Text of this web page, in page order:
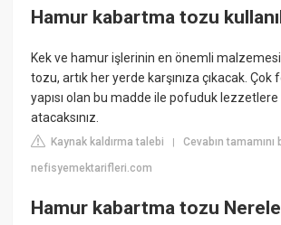
Hamur kabartma tozu
Kek ve hamur işlerinin en önemli
tozu, artık her yerde karşınıza çıkacak.
yapısı olan bu madde ile pofuduk
atacaksınız.
Kaynak kaldırma talebi |Cevabın
nefisyemektarifleri.com
Hamur kabartma tozu